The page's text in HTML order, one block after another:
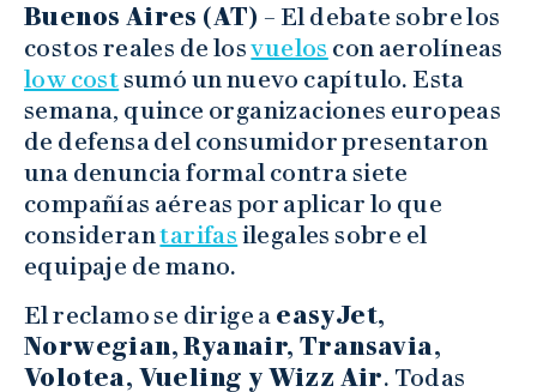
Buenos Aires (AT) – El debate sobre los
costos reales de losvuelos con aerolíneas
low costsumó un nuevo capítulo. Esta
semana, quince organizaciones europeas
de defensa del consumidor presentaron
una denuncia formal contra siete
compañías aéreas por aplicar lo que
considerantarifas ilegales sobre el
equipaje de mano.
El reclamo se dirige a easyJet,
Norwegian, Ryanair, Transavia,
Volotea, Vueling y Wizz Air. Todas